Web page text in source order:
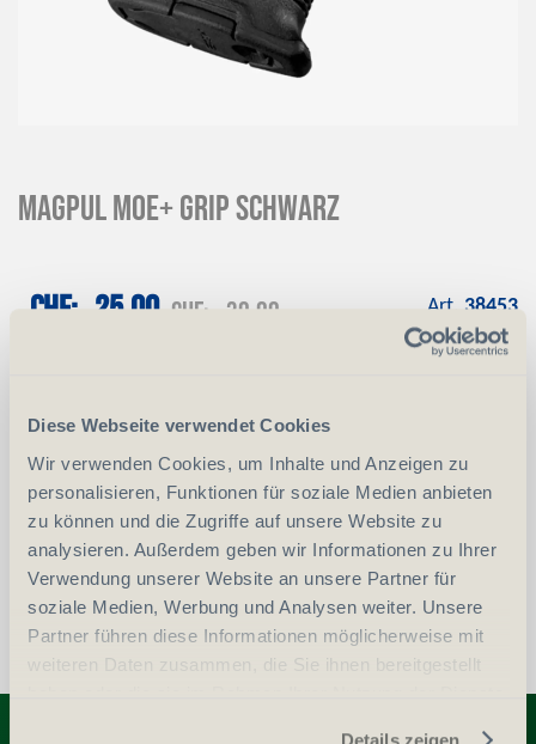
Diese Webseite verwendet Cookies
Wir verwenden Cookies, um Inhalte und Anzeigen zu
personalisieren, Funktionen für soziale Medien anbieten
zu können und die Zugriffe auf unsere Website zu
analysieren. Außerdem geben wir Informationen zu Ihrer
Verwendung unserer Website an unsere Partner für
soziale Medien, Werbung und Analysen weiter. Unsere
Partner führen diese Informationen möglicherweise mit
weiteren Daten zusammen, die Sie ihnen bereitgestellt
Details zeigen
Magpul MOE+ Grip Schwarz
CHF 30.00
CHF 25.00 Art. 38453
vergleichen In den Warenkorb